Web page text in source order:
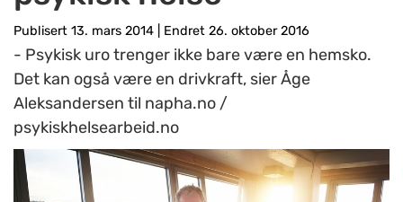
Publisert 13. mars 2014 Endret 26. oktober 2016
- Psykisk uro trenger ikke bare være en hemsko.
Det kan også være en drivkraft, sier Åge
Aleksandersen til napha.no /
psykiskhelsearbeid.no